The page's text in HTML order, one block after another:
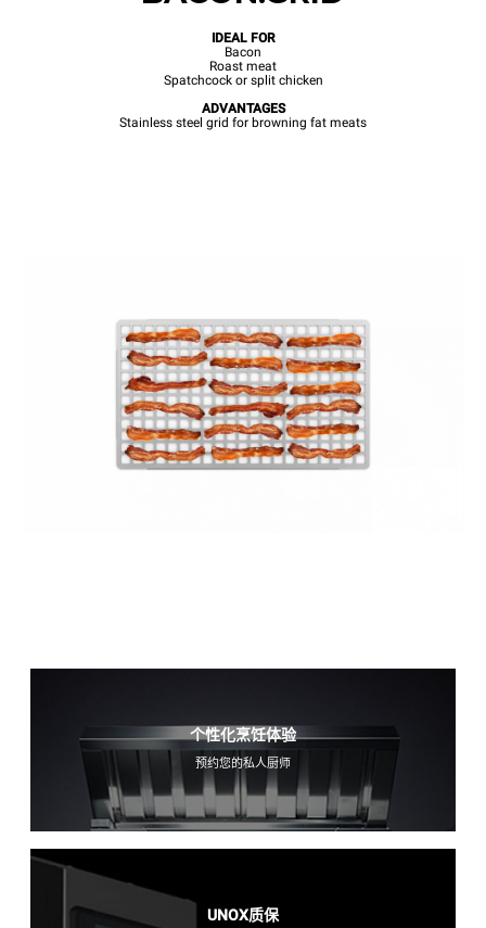
IDEAL FOR
Bacon
Roast meat
Spatchcock or split chicken
ADVANTAGES
Stainless steel grid for browning fat meats
个性化烹饪体验
预约您的私人厨师
UNOX质保